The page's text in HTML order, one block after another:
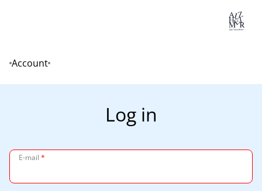
Home
Account
Log in
E-mail *